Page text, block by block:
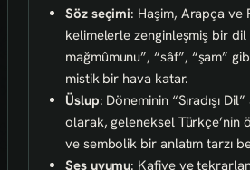
Söz seçimi: Haşim, Arapça ve
kelimelerle zenginleşmiş bir dil
mağmûmunu”, “sâf”, “şam”
mistik bir hava katar.
Üslup: Döneminin “Sıradışı
olarak, geleneksel Türkçe’nin
ve sembolik bir anlatım tarzı
Ses uyumu: Kafiye ve